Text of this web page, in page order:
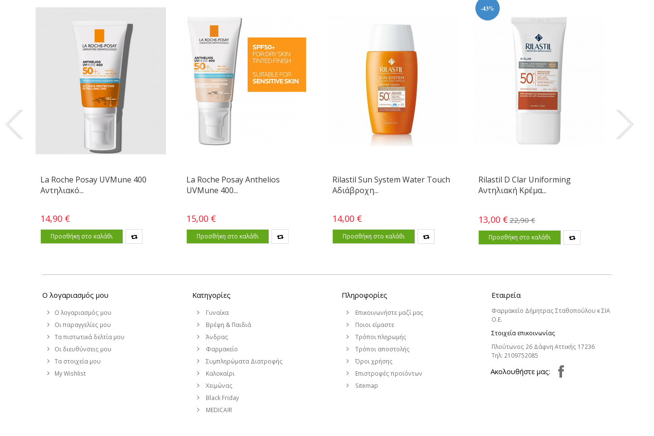
La Roche Posay UVMune 400
Αντηλιακό...
14,90 €
Προσθήκη στο καλάθι
La Roche Posay Anthelios
UVMune 400...
15,00 €
Προσθήκη στο καλάθι
Rilastil Sun System Water Touch
Αδιάβροχη...
14,00 €
Προσθήκη στο καλάθι
-43%
Rilastil D Clar Uniforming
Αντηλιακή Κρέμα...
13,00 € 22,90 €
Προσθήκη στο καλάθι
Ο λογαριασμός μου
Ο λογαριασμός μου
Οι παραγγελίες μου
Τα πιστωτικά δελτία μου
Οι διευθύνσεις μου
Τα στοιχεία μου
My Wishlist
Κατηγορίες
Γυναίκα
Βρέφη & Παιδιά
Άνδρας
Φαρμακείο
Συμπληρώματα Διατροφής
Καλοκαίρι
Χειμώνας
Black Friday
MEDICAIR
Πληροφορίες
Επικοινωνήστε μαζί μας
Ποιοι είμαστε
Τρόποι πληρωμής
Τρόποι αποστολής
Όροι χρήσης
Επιστροφές προϊόντων
Sitemap
Εταιρεία
Φαρμακείο Δήμητρας Σταθοπούλου κ ΣΙΑ
Ο.Ε.
Στοιχεία επικοινωνίας
Πλούτωνος 26 Δάφνη Αττικής 17236
Τηλ: 2109752085
Aκολουθήστε μας: